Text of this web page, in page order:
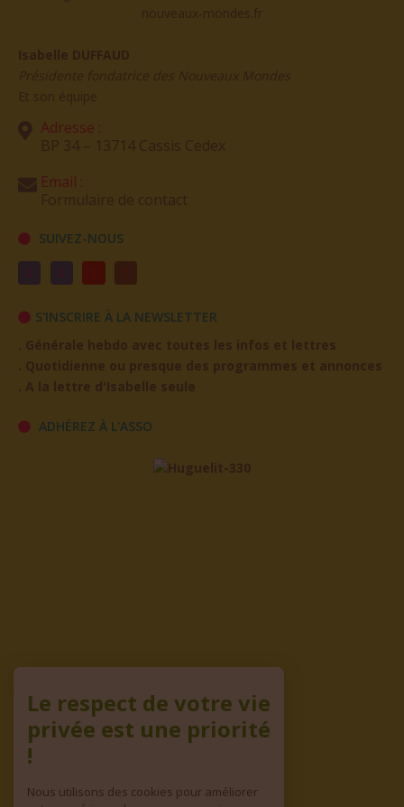
Adresse :
Email :
SUIVEZ-NOUS
S'INSCRIRE À LA NEWSLETTER
ADHÉREZ À L'ASSO
Le respect de votre vie
privée est une priorité
!
Nous utilisons des cookies pour améliorer